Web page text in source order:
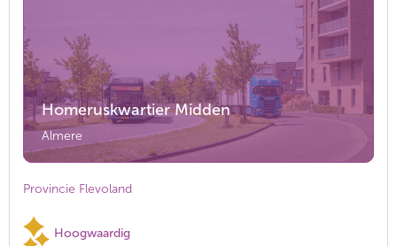
Homeruskwartier Midden
Almere
Provincie Flevoland
Hoogwaardig